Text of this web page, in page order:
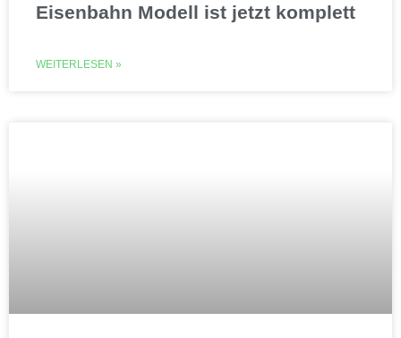
Eisenbahn Modell ist jetzt komplett
WEITERLESEN »